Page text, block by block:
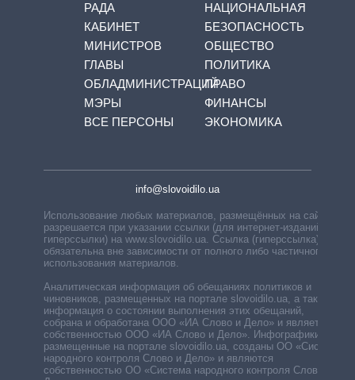
РАДА
КАБИНЕТ
МИНИСТРОВ
ГЛАВЫ
ОБЛАДМИНИСТРАЦИЙ
МЭРЫ
ВСЕ ПЕРСОНЫ
НАЦИОНАЛЬНАЯ
БЕЗОПАСНОСТЬ
ОБЩЕСТВО
ПОЛИТИКА
ПРАВО
ФИНАНСЫ
ЭКОНОМИКА
info@slovoidilo.ua
Использование любых материалов, размещённых на сайте,
разрешается при указании ссылки (для интернет-изданий —
гиперссылки) на www.slovoidilo.ua. Ссылка (гиперссылка)
обязательна вне зависимости от полного либо частичного
использования материалов.
Аналитическая информация об обещаниях политиков и
чиновников, размещенных на портале slovoidilo.ua, а также
информация о состоянии выполнения этих обещаний,
собрана и обработана ООО «ИА Слово и Дело» и является
собственностью ООО «ИА Слово и Дело». Инфографики,
размещенные на портале slovoidilo.ua, созданы ОО «Система
народного контроля Слово и Дело» и являются
собственностью ОО «Система народного контроля Слово и